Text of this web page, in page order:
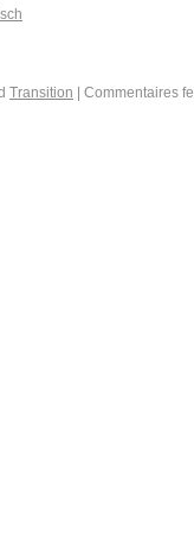
Transition Commentaires